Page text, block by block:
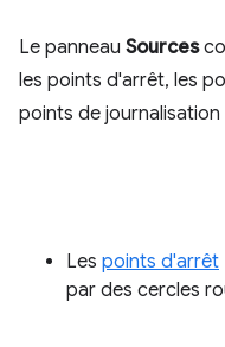
Le panneau Sources
les points d'arrêt, les
points de journalisation
Les points d'arrêt
par des cercles